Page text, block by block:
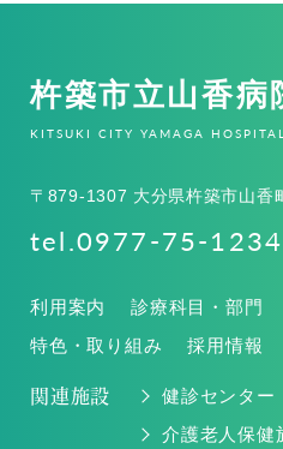
杵築市立山香病
KITSUKI CITY YAMAGA HOSPITAL
〒879-1307 大分県杵築市山香
tel.0977-75-1234
利用案内 診療科目・部門
特色・取り組み
採用情報
関連施設 健診センター
介護老人保健